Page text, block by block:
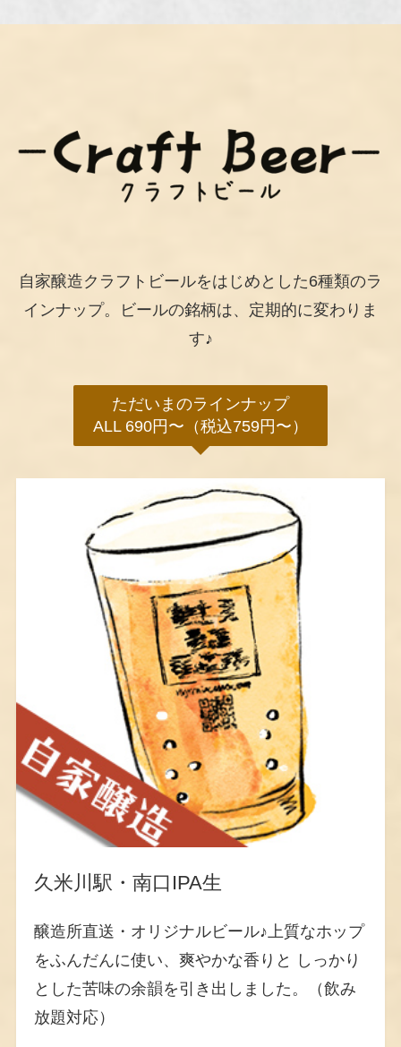
自家醸造クラフトビールをはじめとした6種類のラ
インナップ。ビールの銘柄は、定期的に変わりま
す♪
ただいまのラインナップ
ALL 690円〜（税込759円〜）
久米川駅・南口IPA生
醸造所直送・オリジナルビール♪上質なホップ
をふんだんに使い、爽やかな香りと しっかり
とした苦味の余韻を引き出しました。（飲み
放題対応）